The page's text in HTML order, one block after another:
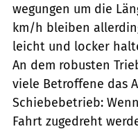
wegungen um die
km/h bleiben
leicht und locker
An dem robusten
viele Betroffene das
Schiebebetrieb:
Fahrt zugedreht